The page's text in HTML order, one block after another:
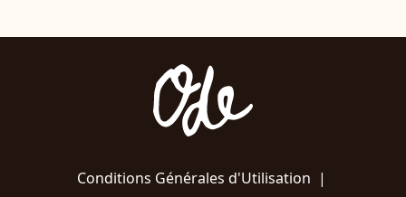
Conditions Générales d'Utilisation |